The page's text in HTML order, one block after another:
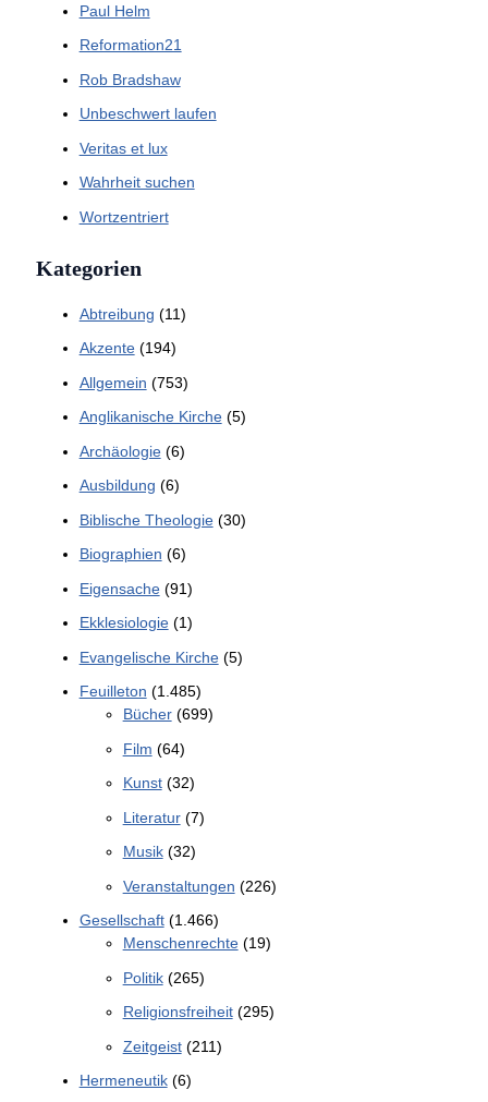
Paul Helm
Reformation21
Rob Bradshaw
Unbeschwert laufen
Veritas et lux
Wahrheit suchen
Wortzentriert
Kategorien
Abtreibung (11)
Akzente(194)
Allgemein (753)
Anglikanische Kirche(5)
Archäologie(6)
Ausbildung (6)
Biblische Theologie(30)
Biographien (6)
Eigensache(91)
Ekklesiologie(1)
Evangelische Kirche(5)
Feuilleton (1.485)
Bücher(699)
Film (64)
Kunst(32)
Literatur(7)
Musik(32)
Veranstaltungen (226)
Gesellschaft(1.466)
Menschenrechte(19)
Politik(265)
Religionsfreiheit(295)
Zeitgeist(211)
Hermeneutik(6)